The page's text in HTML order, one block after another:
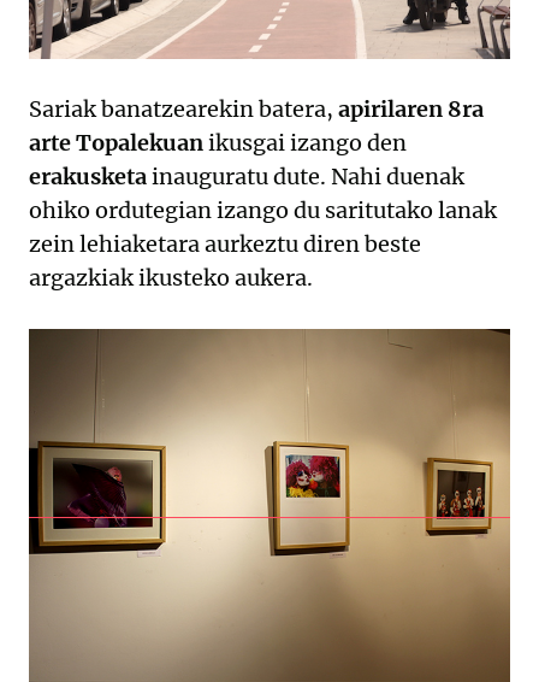
Sariak banatzearekin batera, apirilaren 8ra
arte Topalekuanikusgai izango den
erakusketainauguratu dute. Nahi duenak
ohiko ordutegian izango du saritutako lanak
zein lehiaketara aurkeztu diren beste
argazkiak ikusteko aukera.